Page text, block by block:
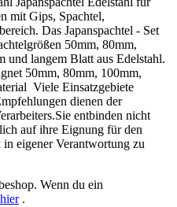
mit Gips, Spachtel,
Das Japanspachtel - Set
50mm, 80mm,
und langem Blatt aus Edelstahl.
50mm, 80mm, 100mm,
Viele Einsatzgebiete
dienen der
entbinden nicht
auf ihre Eignung für den
eigener Verantwortung zu
Wenn du ein
hier.